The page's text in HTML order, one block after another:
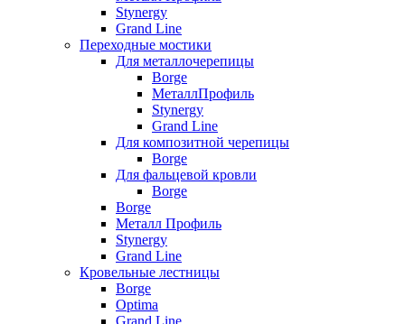
Stynergy
Grand Line
Переходные мостики
Для металлочерепицы
Borge
МеталлПрофиль
Stynergy
Grand Line
Для композитной черепицы
Borge
Для фальцевой кровли
Borge
Borge
Металл Профиль
Stynergy
Grand Line
Кровельные лестницы
Borge
Optima